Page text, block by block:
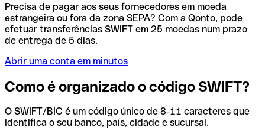
Precisa de pagar aos seus fornecedores em moeda
estrangeira ou fora da zona SEPA? Com a Qonto, pode
efetuar transferências SWIFT em 25 moedas num prazo
de entrega de 5 dias.
Abrir uma conta em minutos
Como é organizado o código SWIFT?
O SWIFT/BIC é um código único de 8-11 caracteres que
identifica o seu banco, país, cidade e sucursal.